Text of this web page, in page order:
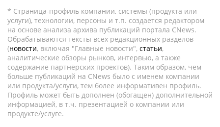
* Страница-профиль компании, системы (продукта или
услуги), технологии, персоны и т.п. создается редактором
на основе анализа архива публикаций портала CNews.
Обрабатываются тексты всех редакционных разделов
(новости, включая "Главные новости", статьи,
аналитические обзоры рынков, интервью, а также
содержание партнёрских проектов). Таким образом, чем
больше публикаций на CNews было с именем компании
или продукта/услуги, тем более информативен профиль.
Профиль может быть дополнен (обогащен) дополнительной
информацией, в т.ч. презентацией о компании или
продукте/услуге.